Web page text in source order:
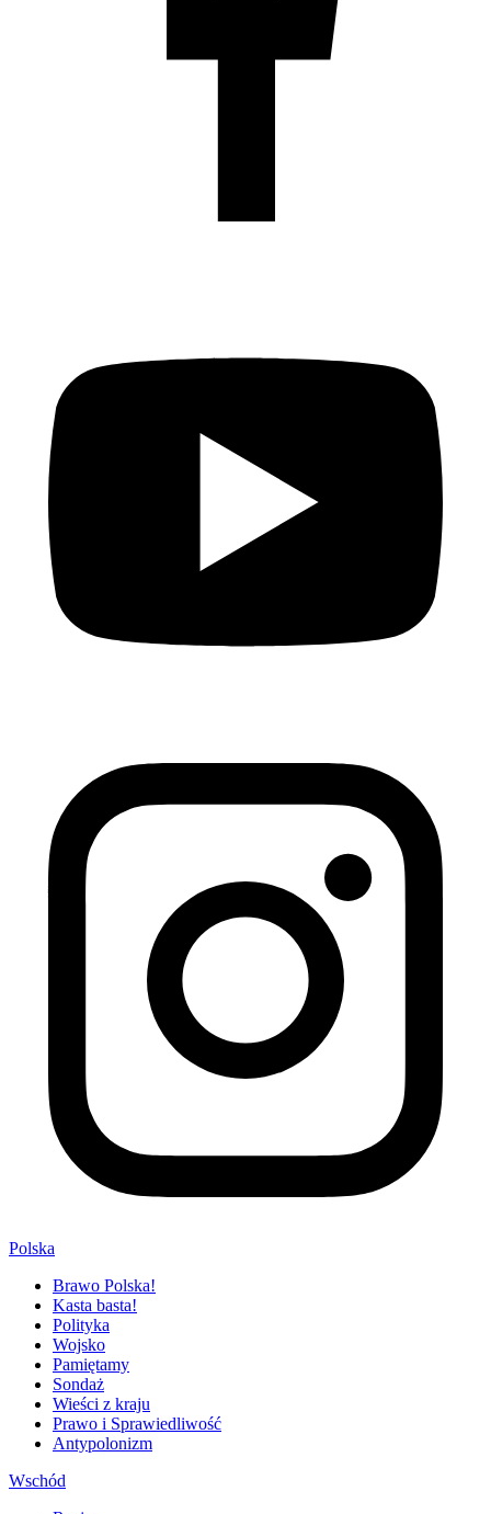
Polska
Brawo Polska!
Kasta basta!
Polityka
Wojsko
Pamiętamy
Sondaż
Wieści z kraju
Prawo i Sprawiedliwość
Antypolonizm
Wschód